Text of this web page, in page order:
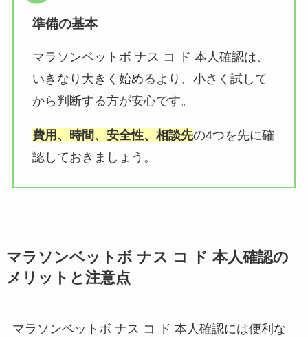
準備の基本
マラソンベットボ ナス コ ド 本人確認は、
いきなり大きく始めるより、小さく試して
から判断する方が安心です。
費用、時間、安全性、相談先の4つを先に確
認しておきましょう。
マラソンベットボ ナス コ ド 本人確認の
メリットと注意点
マラソンベットボ ナス コ ド 本人確認には便利な